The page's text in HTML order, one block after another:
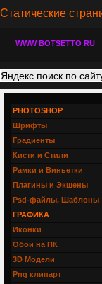
Статические
WWW BOTSETTO RU
PHOTOSHOP
Шрифты
Градиенты
Кисти и Стили
Рамки и Виньетки
Плагины и Экшены
Psd-файлы, Шаблоны
ГРАФИКА
Иконки
Обои на ПК
3D Модели
Png клипарт